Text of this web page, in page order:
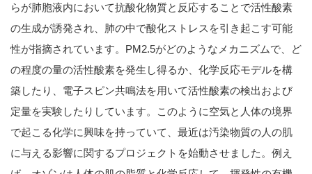
らが肺胞液内において抗酸化物質と反応することで活性酸素
の生成が誘発され、肺の中で酸化ストレスを引き起こす可能
性が指摘されています。PM2.5がどのようなメカニズムで、ど
の程度の量の活性酸素を発生し得るか、化学反応モデルを構
築したり、電子スピン共鳴法を用いて活性酸素の検出および
定量を実験したりしています。このように空気と人体の境界
で起こる化学に興味を持っていて、最近は汚染物質の人の肌
に与える影響に関するプロジェクトを始動させました。例え